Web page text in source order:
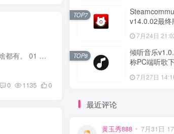
本期推荐七款近期更新的Steam单机游戏，战斗、策略、潜行、沙盒登各种类型啥都有。 01 零世代 《零世代》是一款类似于求生之路的生存类潜行动作射击游戏，只不过是将丧尸改成了机器人。玩家要对...
0 1135 0
v14.0.02最终
家必备的网络
7月24日
TOP7
倾听音乐
称PC端听歌
7月27日
TOP8
最近评论
黄玉秀888 7月31日